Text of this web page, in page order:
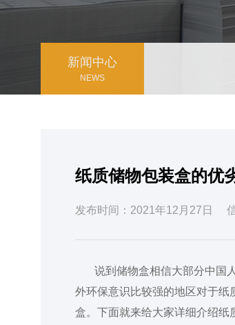
新闻中心
NEWS
纸质储物包装盒的优
发布时间：2021年12月27日
说到储物盒相信大部分中国人
外环保意识比较强的地区对于纸
盒。下面就来给大家详细介绍纸